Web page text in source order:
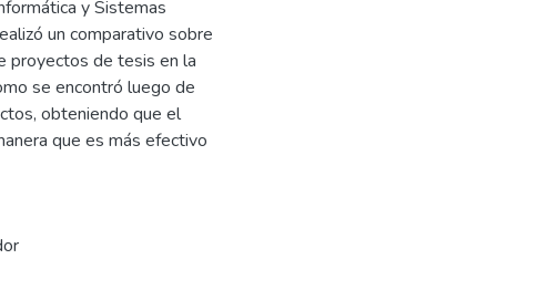
y Sistemas
un comparativo sobre
proyectos de tesis en la
se encontró luego de
obteniendo que el
que es más efectivo